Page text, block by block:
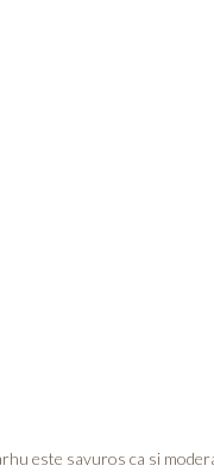
este savuros ca si